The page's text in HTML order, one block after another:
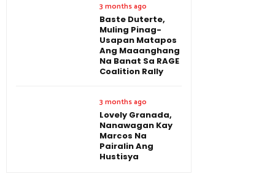
3 months ago
Baste Duterte,
Muling Pinag-
Usapan Matapos
Ang Maaanghang
Na Banat Sa RAGE
Coalition Rally
3 months ago
Lovely Granada,
Nanawagan Kay
Marcos Na
Pairalin Ang
Hustisya